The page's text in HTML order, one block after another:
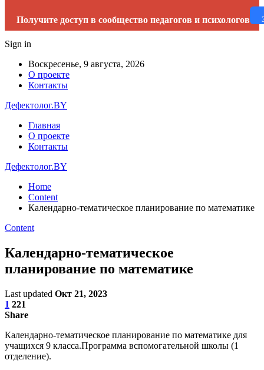
Получите доступ в сообщество педагогов и психологов
Sign in
Воскресенье, 9 августа, 2026
О проекте
Контакты
Дефектолог.BY
Главная
О проекте
Контакты
Дефектолог.BY
Home
Content
Календарно-тематическое планирование по математике
Content
Календарно-тематическое
планирование по математике
Last updated Окт 21, 2023
1 221
Share
Календарно-тематическое планирование по математике для
учащихся 9 класса.Программа вспомогательной школы (1
отделение).